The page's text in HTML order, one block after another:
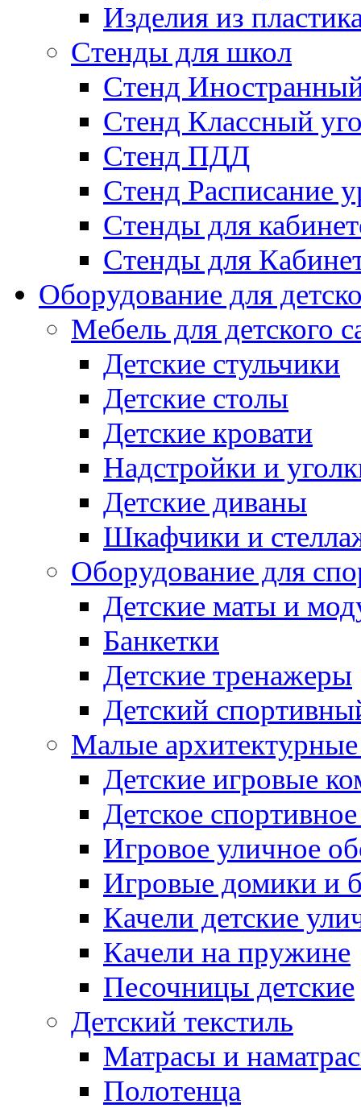
Изделия из
Стенды для школ
Стенд
Стенд Классный
Стенд ПДД
Стенд Расписание
Стенды для
Стенды для
Оборудование для
Мебель для детского
Детские стульчики
Детские столы
Детские кровати
Надстройки и
Детские диваны
Шкафчики и
Оборудование для
Детские маты и
Банкетки
Детские тренажеры
Детский
Малые
Детские игровые
Детское
Игровое уличное
Игровые домики и
Качели детские
Качели на пружине
Песочницы детские
Детский текстиль
Матрасы и
Полотенца